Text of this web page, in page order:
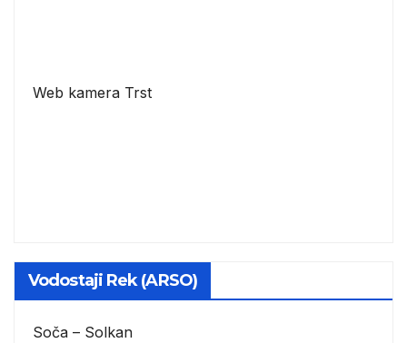
Web kamera Trst
Vodostaji Rek (ARSO)
Soča – Solkan